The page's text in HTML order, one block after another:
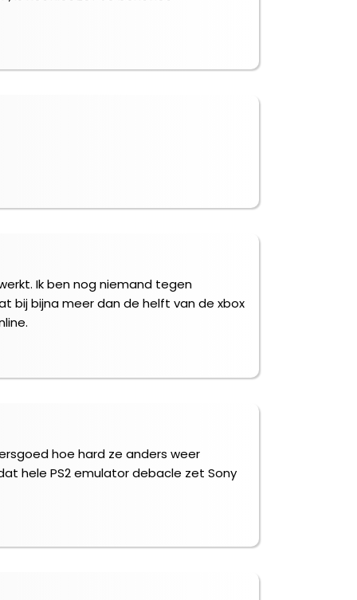
Ik ben nog niemand tegen
bij bijna meer dan de helft van de xbox
hoe hard ze anders weer
hele PS2 emulator debacle zet Sony